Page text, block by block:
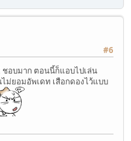
#6
ชอบมาก ตอนนี้ก็แอบไปเล่น
ม่ยอมอัพเดท เสือกดองไว้แบบ